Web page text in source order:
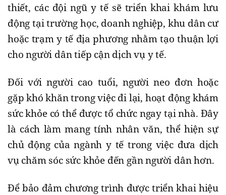
thiết, các đội ngũ y tế sẽ triển khai khám lưu
động tại trường học, doanh nghiệp, khu dân cư
hoặc trạm y tế địa phương nhằm tạo thuận lợi
cho người dân tiếp cận dịch vụ y tế.
Đối với người cao tuổi, người neo đơn hoặc
gặp khó khăn trong việc đi lại, hoạt động khám
sức khỏe có thể được tổ chức ngay tại nhà. Đây
là cách làm mang tính nhân văn, thể hiện sự
chủ động của ngành y tế trong việc đưa dịch
vụ chăm sóc sức khỏe đến gần người dân hơn.
Để bảo đảm chương trình được triển khai hiệu